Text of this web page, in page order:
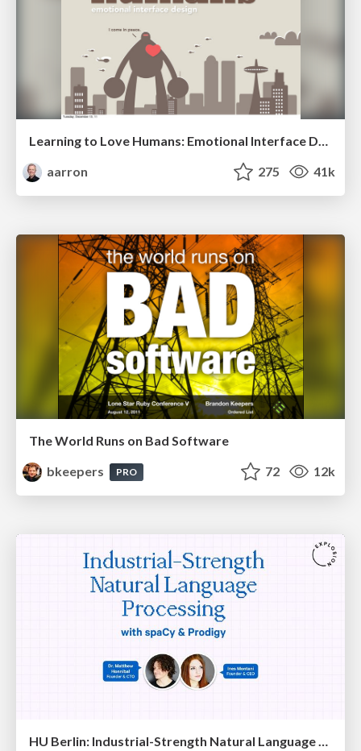
Learning to Love Humans: Emotional Interface Design
aarron
275 41k
The World Runs on Bad Software
bkeepers
PRO 72 12k